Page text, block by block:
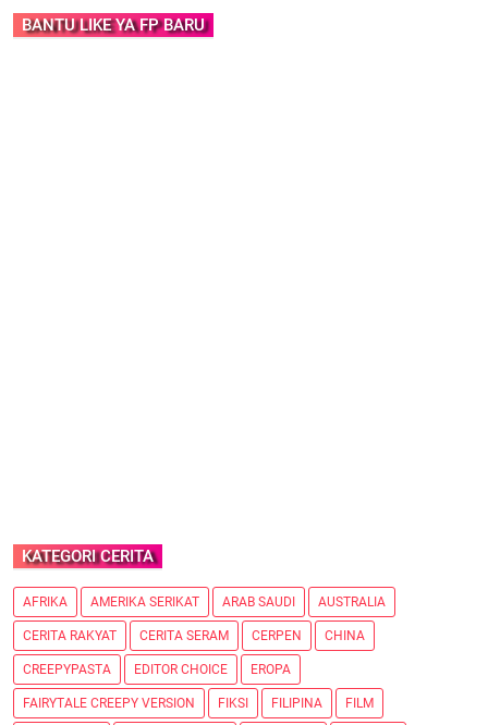
BANTU LIKE YA FP BARU
KATEGORI CERITA
AFRIKA AMERIKA SERIKAT ARAB SAUDI AUSTRALIA
CERITA RAKYAT CERITA SERAM CERPEN CHINA
CREEPYPASTA EDITOR CHOICE EROPA
FAIRYTALE CREEPY VERSION FIKSI FILIPINA FILM